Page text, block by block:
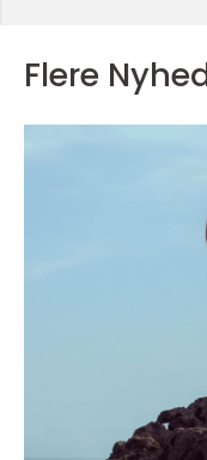
Flere